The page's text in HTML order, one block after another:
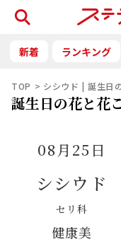
検索
新着 ランキング
TOP シシウド | 誕生日
誕生日の花と花
08月25日
シシウド
セリ科
健康美